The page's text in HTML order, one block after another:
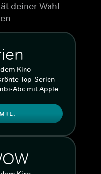
deiner Wahl
Kino
Top-Serien
Abo mit Apple